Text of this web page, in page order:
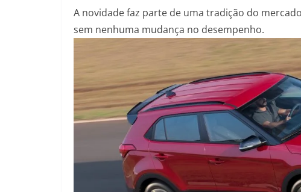
p
m
k
k
A novidade faz parte de uma tradição do
sem nenhuma mudança no desempenho.